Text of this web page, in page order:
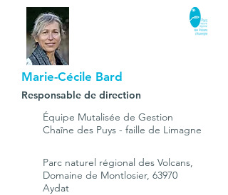
Marie-Cécile Bard
Responsable de direction
Équipe Mutalisée de Gestion
Chaîne des Puys - faille de Limagne
Parc naturel régional des Volcans,
Domaine de Montlosier, 63970
Aydat